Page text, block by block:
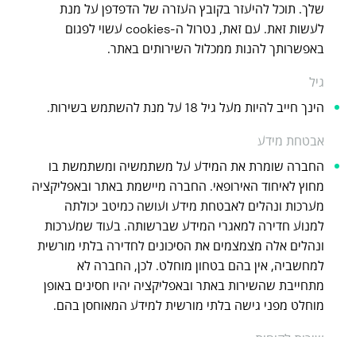
שלך. תוכל להיעזר בקובץ העזרה של הדפדפן על מנת
לעשות זאת. עם זאת, נטרול ה-cookies עשוי לפגום
באפשרותך להנות ממכלול השירותים באתר.
גיל
הינך חייב להיות מעל גיל 18 על מנת להשתמש בשירות.
אבטחת מידע
החברה שומרת את המידע על משתמשיה ומשתמשת בו
מחוץ לאיחוד האירופאי. החברה מיישמת באתר ובאפליקציה
מערכות ונהלים לאבטחת מידע ועושה כמיטב יכולתה
למנוע חדירה למאגרי המידע שברשותה. בעוד שמערכות
ונהלים אלה מצמצמים את הסיכונים לחדירה בלתי מורשית
למחשביה, אין בהם בטחון מוחלט. לכן, החברה לא
מתחייבת שהשירות באתר ובאפליקציה יהיו חסינים באופן
מוחלט מפני גישה בלתי מורשית למידע המאוחסן בהם.